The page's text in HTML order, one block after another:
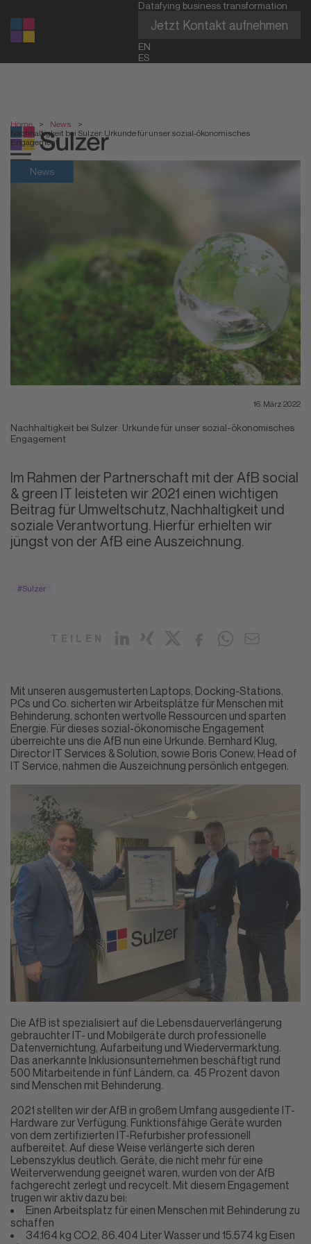
Datafying business transformation
Jetzt Kontakt aufnehmen
EN
ES
Home > News
>
Nachhaltigkeit bei Sulzer: Urkunde für unser sozial-ökonomisches
Engagement
News
16. März 2022
Nachhaltigkeit bei Sulzer: Urkunde für unser sozial-ökonomisches
Engagement
Im Rahmen der Partnerschaft mit der AfB social
& green IT leisteten wir 2021 einen wichtigen
Beitrag für Umweltschutz, Nachhaltigkeit und
soziale Verantwortung. Hierfür erhielten wir
jüngst von der AfB eine Auszeichnung.
#Sulzer
Mit unseren ausgemusterten Laptops, Docking-Stations,
PCs und Co. sicherten wir Arbeitsplätze für Menschen mit
Behinderung, schonten wertvolle Ressourcen und sparten
Energie. Für dieses sozial-ökonomische Engagement
überreichte uns die AfB nun eine Urkunde. Bernhard Klug,
Director IT Services & Solution, sowie Boris Conew, Head of
IT Service, nahmen die Auszeichnung persönlich entgegen.
Die AfB ist spezialisiert auf die Lebensdauerverlängerung
gebrauchter IT- und Mobilgeräte durch professionelle
Datenvernichtung, Aufarbeitung und Wiedervermarktung.
Das anerkannte Inklusionsunternehmen beschäftigt rund
500 Mitarbeitende in fünf Ländern, ca. 45 Prozent davon
sind Menschen mit Behinderung.
2021 stellten wir der AfB in großem Umfang ausgediente IT-
Hardware zur Verfügung. Funktionsfähige Geräte wurden
von dem zertifizierten IT-Refurbisher professionell
aufbereitet. Auf diese Weise verlängerte sich deren
Lebenszyklus deutlich. Geräte, die nicht mehr für eine
Weiterverwendung geeignet waren, wurden von der AfB
fachgerecht zerlegt und recycelt. Mit diesem Engagement
trugen wir aktiv dazu bei:
Einen Arbeitsplatz für einen Menschen mit Behinderung zu
schaffen
34.164 kg CO2, 86.404 Liter Wasser und 15.574 kg Eisen